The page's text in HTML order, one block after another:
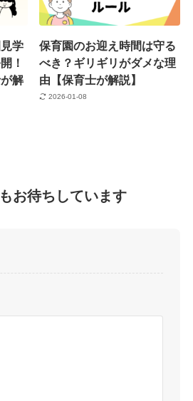
学
！
解
保育園のお迎え時間は守る
べき？ギリギリがダメな理
由【保育士が解説】
2026-01-08
お待ちしています